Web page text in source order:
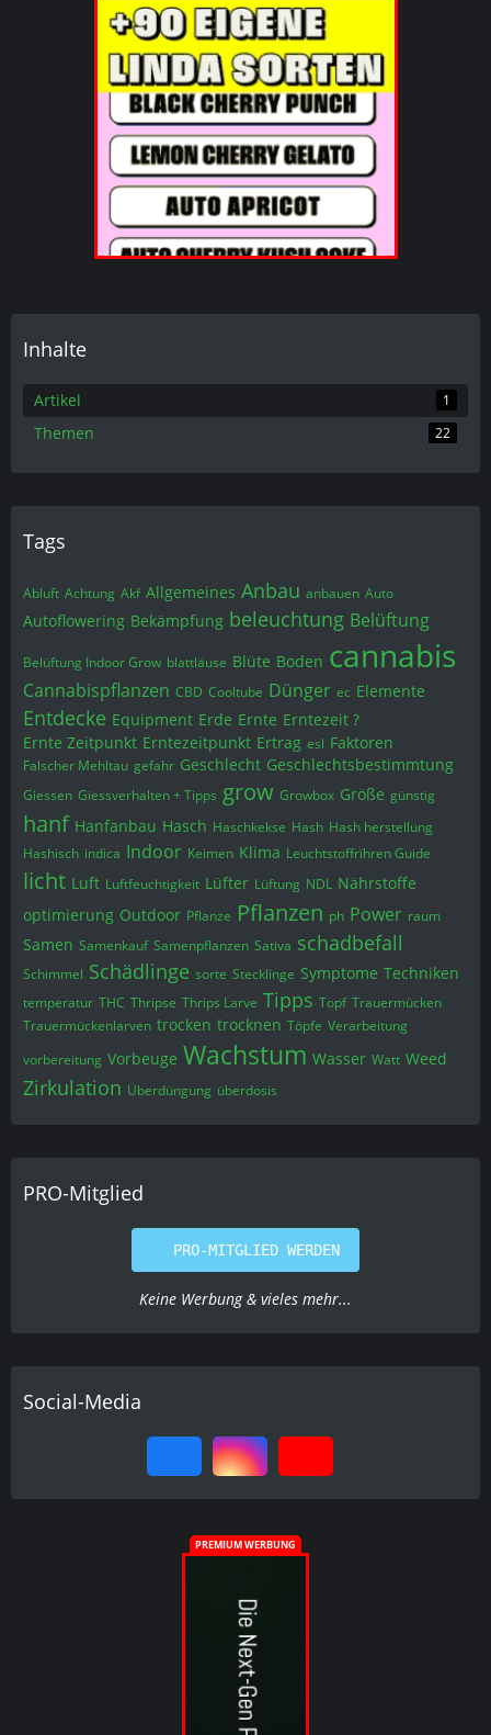
Inhalte
Artikel 1
Themen 22
Tags
Abluft Achtung Akf Allgemeines Anbau anbauen Auto
Autoflowering Bekämpfung beleuchtung Belüftung
Belüftung Indoor Grow blattläuse Blüte Boden cannabis
Cannabispflanzen CBD Cooltube Dünger ec Elemente
Entdecke Equipment Erde Ernte Erntezeit ?
Ernte Zeitpunkt Erntezeitpunkt Ertrag esl Faktoren
Falscher Mehltau gefahr Geschlecht Geschlechtsbestimmtung
Giessen Giessverhalten + Tipps grow Growbox Größe günstig
hanf Hanfanbau Hasch Haschkekse Hash Hash herstellung
Hashisch indica Indoor Keimen Klima Leuchtstoffrïhren Guide
licht Luft Luftfeuchtigkeit Lüfter Lüftung NDL Nährstoffe
optimierung Outdoor Pflanze Pflanzen ph Power raum
Samen Samenkauf Samenpflanzen Sativa schadbefall
Schimmel Schädlinge sorte Stecklinge Symptome Techniken
temperatur THC Thripse Thrips Larve Tipps Topf Trauermücken
Trauermückenlarven trocken trocknen Töpfe Verarbeitung
vorbereitung Vorbeuge Wachstum Wasser Watt Weed
Zirkulation Überdüngung überdosis
PRO-Mitglied
PRO-MITGLIED WERDEN
Keine Werbung & vieles mehr...
Social-Media
PREMIUM WERBUNG